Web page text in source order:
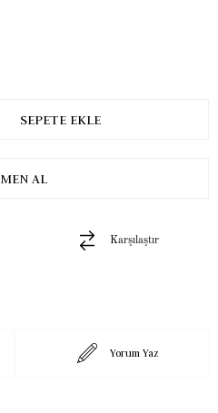
Karşılaştır
Yorum Yaz